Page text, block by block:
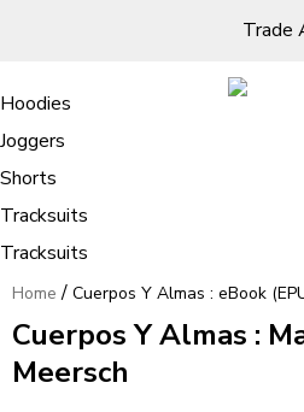
Trade
Living Room
Sofas & Chairs
Cornar Sofas
Sofas
TV Units & Stands
Bedroom
Chest of Drawers
3 Drawer Chest
4 Drawer Chest
5 Drawer Chest
6 Drawer Chest
Dressing Tables Stools
Dressing Tables
Dressing Stools
Wholesale Mattresses
Mirrors
Free Standing Mirrors
Dining Room
Clothing
Hoodies
Joggers
Shorts
Tracksuits
Tracksuits
Cuerpos Y Almas :
PDF)
Home / Cuerpos Y Almas : eBook
Cuerpos Y Almas :
Meersch